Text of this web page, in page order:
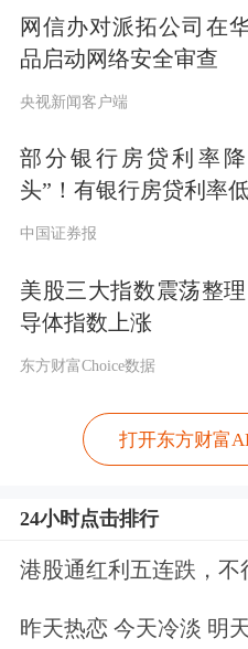
网信办对派拓公司在
品启动网络安全审查
央视新闻客户端
部分银行房贷利率
头”！有银行房贷利率
中国证券报
美股三大指数震荡整
导体指数上涨
东方财富Choice数据
打开东方财富
24小时点击排行
港股通红利五连跌，不
昨天热恋 今天冷淡 明